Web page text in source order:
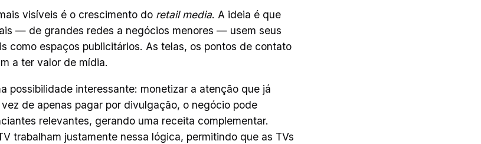
visíveis é o crescimento do retail media. A ideia é que
— de grandes redes a negócios menores — usem seus
como espaços publicitários. As telas, os pontos de contato
a ter valor de mídia.
possibilidade interessante: monetizar a atenção que já
de apenas pagar por divulgação, o negócio pode
relevantes, gerando uma receita complementar.
trabalham justamente nessa lógica, permitindo que as TVs